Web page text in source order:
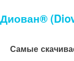
Диован®
Самые